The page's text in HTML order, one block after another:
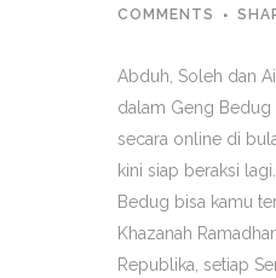
COMMENTS
Abduh, Soleh dan
dalam Geng
secara online di
kini siap beraksi
Bedug bisa kamu
Khazanah
Republika, setiap